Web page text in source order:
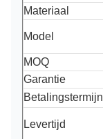
Materiaal
Model
MOQ
Garantie
Betalingstermijn
Levertijd